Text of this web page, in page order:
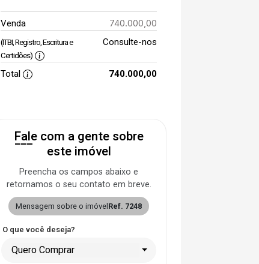
Venda 740.000,00
(ITBI, Registro, Escritura e
Certidões)
Consulte-nos
Total 740.000,00
Fale com a gente sobre
este imóvel
Preencha os campos abaixo e
retornamos o seu contato em breve.
Mensagem sobre o imóvel Ref. 7248
O que você deseja?
Quero Comprar